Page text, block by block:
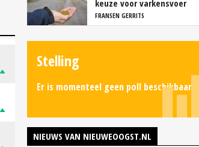
keuze voor varkensvoer
FRANSEN GERRITS
Stelling
Er is momenteel geen poll beschikbaar.
NIEUWS VAN NIEUWEOOGST.NL